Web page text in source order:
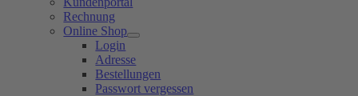
Rechnung
Online Shop
Login
Adresse
Bestellungen
Passwort vergessen